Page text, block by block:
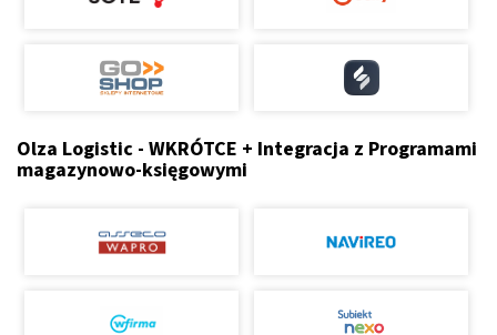
Olza Logistic - WKRÓTCE + Integracja z Programami
magazynowo-księgowymi